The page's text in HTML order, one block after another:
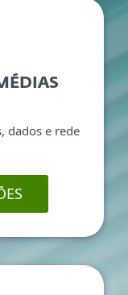
dados e rede